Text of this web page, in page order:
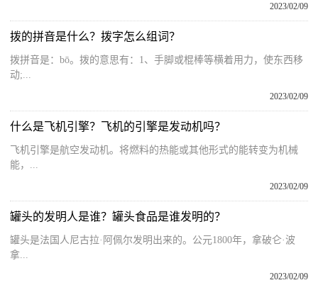
2023/02/09
拨的拼音是什么？拨字怎么组词？
拨拼音是：bō。拨的意思有：1、手脚或棍棒等横着用力，使东西移
动;...
2023/02/09
什么是飞机引擎？飞机的引擎是发动机吗？
飞机引擎是航空发动机。将燃料的热能或其他形式的能转变为机械
能，...
2023/02/09
罐头的发明人是谁？罐头食品是谁发明的？
罐头是法国人尼古拉·阿佩尔发明出来的。公元1800年，拿破仑·波
拿...
2023/02/09